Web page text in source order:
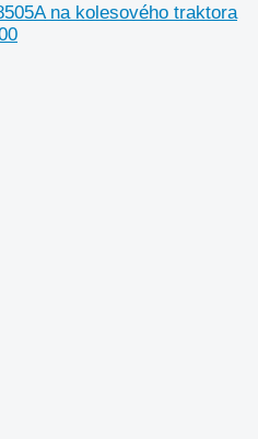
na kolesového traktora